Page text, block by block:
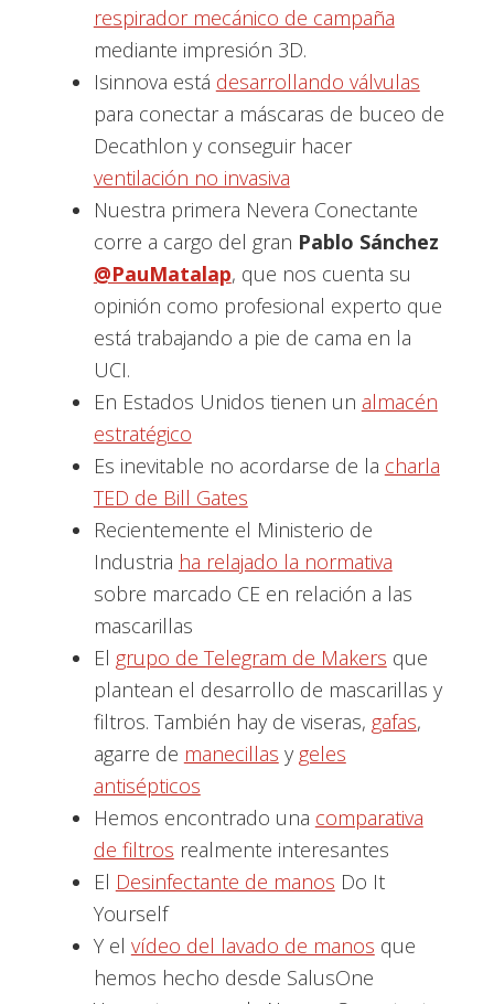
respirador mecánico de campaña
mediante impresión 3D.
Isinnova está desarrollando válvulas
para conectar a máscaras de buceo de
Decathlon y conseguir hacer
ventilación no invasiva
Nuestra primera Nevera Conectante
corre a cargo del gran Pablo Sánchez
@PauMatalap, que nos cuenta su
opinión como profesional experto que
está trabajando a pie de cama en la
UCI.
En Estados Unidos tienen un almacén
estratégico
Es inevitable no acordarse de la charla
TED de Bill Gates
Recientemente el Ministerio de
Industria ha relajado la normativa
sobre marcado CE en relación a las
mascarillas
El grupo de Telegram de Makers que
plantean el desarrollo de mascarillas y
filtros. También hay de viseras, gafas,
agarre de manecillas y geles
antisépticos
Hemos encontrado una comparativa
de filtros realmente interesantes
El Desinfectante de manos Do It
Yourself
Y el vídeo del lavado de manos que
hemos hecho desde SalusOne